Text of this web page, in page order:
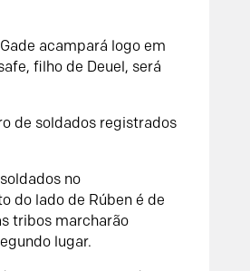
acampará logo em
filho de Deuel, será
de soldados registrados
no
do lado de Rúben é de
tribos marcharão
lugar.